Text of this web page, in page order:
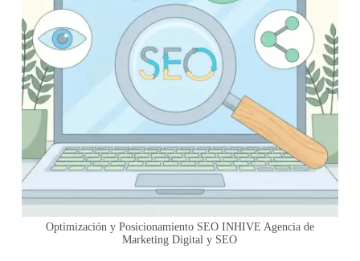
Optimización y Posicionamiento SEO INHIVE Agencia de
Marketing Digital y SEO